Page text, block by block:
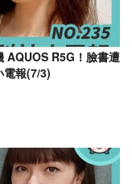
AQUOS R5G！臉書遭
電報(7/3)